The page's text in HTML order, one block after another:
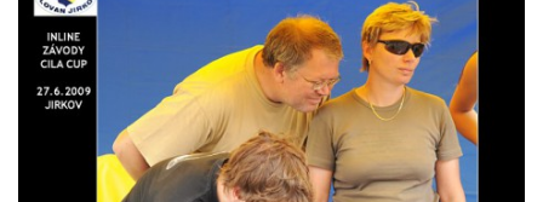
KONTAKT
© 2026 eStránky.cz